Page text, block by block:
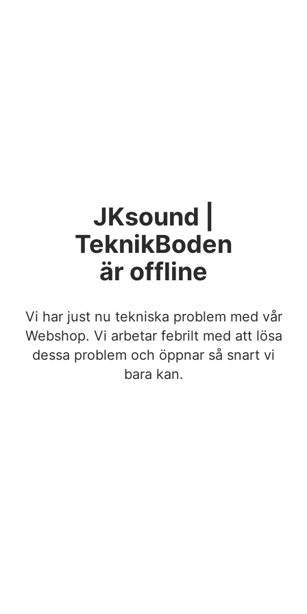
JKsound |
TeknikBoden
är offline
Vi har just nu tekniska problem med vår
Webshop. Vi arbetar febrilt med att lösa
dessa problem och öppnar så snart vi
bara kan.